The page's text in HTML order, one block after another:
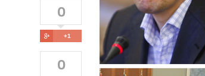
0
 +1
0